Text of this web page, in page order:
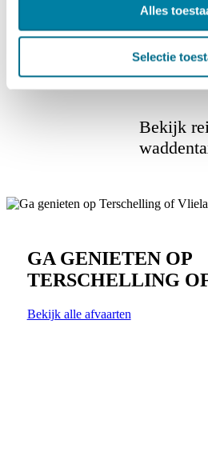
Alles
Selectie
Bekijk
GA GENIETEN OP
TERSCHELLING
Bekijk alle afvaarten